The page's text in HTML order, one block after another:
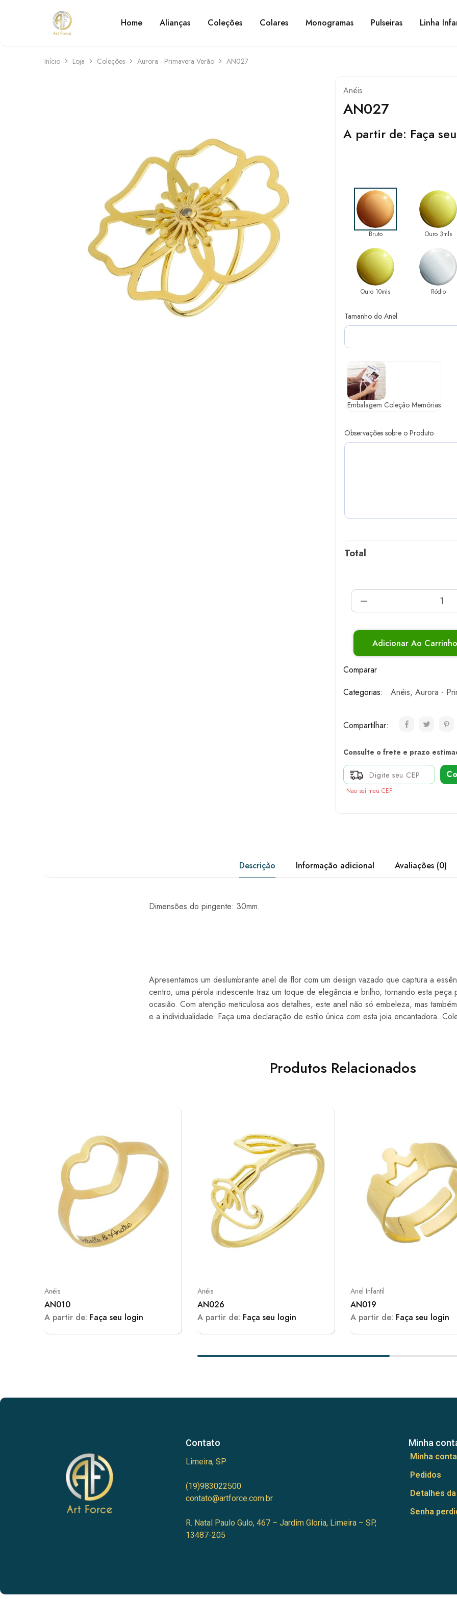
Art
Force
Semijoias
personalizadas
Home Alianças Coleções Colares Monogramas Pulseiras Linha
Início Loja Coleções Aurora - Primavera Verão AN027
Anéis
AN027
A partir de: Faça
Bruto Ouro 3mls
Ouro 10mls Ródio
Tamanho do Anel
Embalagem Coleção Memórias
Observações sobre o Produto
Total
Adicionar Ao
Comparar
Categorias:
Anéis, Aurora -
Compartilhar:
Consulte o frete e prazo
Não sei meu CEP
Descrição Informação adicional Avaliações (0)
Dimensões do pingente: 30mm.
Apresentamos um deslumbrante anel de flor com um design vazado que captura a
centro, uma pérola iridescente traz um toque de elegância e brilho, tornando esta peça
ocasião. Com atenção meticulosa aos detalhes, este anel não só embeleza, mas
e a individualidade. Faça uma declaração de estilo única com esta joia encantadora.
Produtos Relacionados
Anéis
AN010
A partir de: Faça seu login
Anéis
AN026
A partir de: Faça seu login
Anel Infantil
AN019
A partir de: Faça seu login
Contato
Limeira, SP
(19)983022500
contato@artforce.com.br
R. Natal Paulo Gulo, 467 – Jardim Gloria, Limeira – SP,
13487-205
Minha
Minha conta
Pedidos
Detalhes
Senha